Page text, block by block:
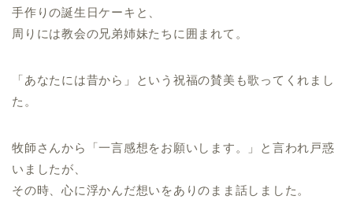
手作りの誕生日ケーキと、
周りには教会の兄弟姉妹たちに囲まれて。
「あなたには昔から」という祝福の賛美も歌ってくれまし
た。
牧師さんから「一言感想をお願いします。」と言われ戸惑
いましたが、
その時、心に浮かんだ想いをありのまま話しました。